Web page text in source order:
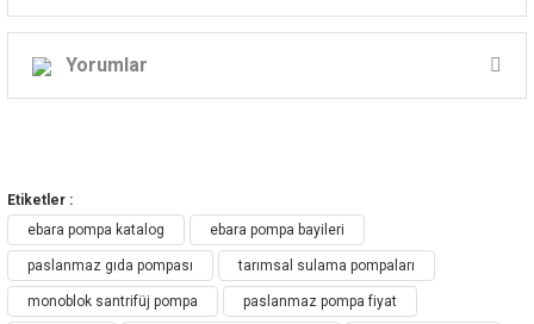
Model:3LM 40-125/1,5
Volt: 380v
19mss - 12m3/h
15mss - 24m3/h
7mss - 42m3/h
Yorumlar
Yorum Yaz
Etiketler :
ebara pompa katalog
ebara pompa bayileri
paslanmaz gıda pompası tarımsal sulama pompaları
monoblok santrifüj pompa paslanmaz pompa fiyat